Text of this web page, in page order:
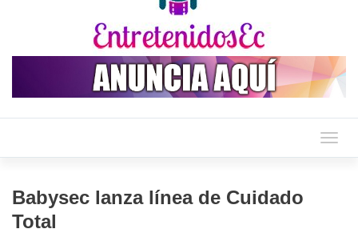
Babysec lanza línea de Cuidado
Total